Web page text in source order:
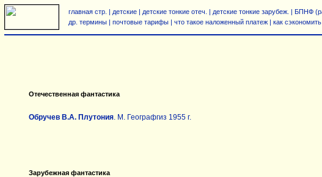
главная стр. | детские | детские тонкие отеч. | детские тонкие зарубеж. | БПНФ
др. термины | почтовые тарифы | что такое наложенный платеж | как
Отечественная фантастика
Обручев В.А. Плутония. М. Географгиз 1955 г.
Зарубежная фантастика